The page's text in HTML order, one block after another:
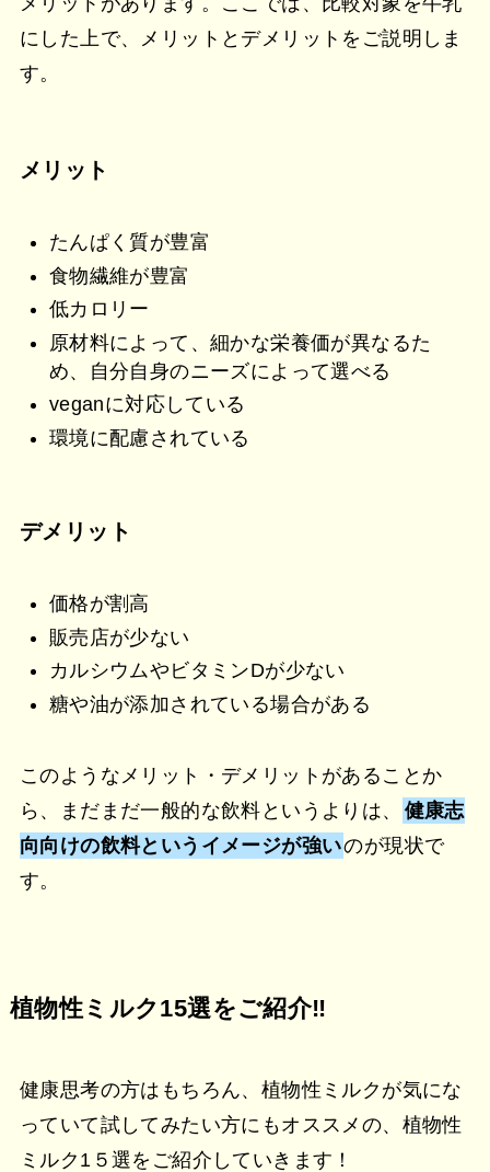
にした上で、メリットとデメリットをご説明しま
す。
メリット
たんぱく質が豊富
食物繊維が豊富
低カロリー
原材料によって、細かな栄養価が異なるた
め、自分自身のニーズによって選べる
veganに対応している
環境に配慮されている
デメリット
価格が割高
販売店が少ない
カルシウムやビタミンDが少ない
糖や油が添加されている場合がある
このようなメリット・デメリットがあることか
ら、まだまだ一般的な飲料というよりは、
健康志
向向けの飲料というイメージが強いのが現状で
す。
植物性ミルク15選をご紹介‼︎
健康思考の方はもちろん、植物性ミルクが気にな
っていて試してみたい方にもオススメの、植物性
ミルク1５選をご紹介していきます！